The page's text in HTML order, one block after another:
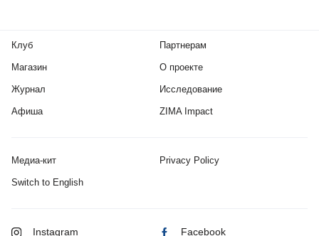
Клуб
Магазин
Журнал
Афиша
Партнерам
О проекте
Исследование
ZIMA Impact
Медиа-кит Privacy Policy
Switch to English
Instagram Facebook